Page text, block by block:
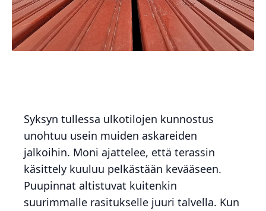
Syksyn tullessa ulkotilojen kunnostus
unohtuu usein muiden askareiden
jalkoihin. Moni ajattelee, että terassin
käsittely kuuluu pelkästään kevääseen.
Puupinnat altistuvat kuitenkin
suurimmalle rasitukselle juuri talvella. Kun